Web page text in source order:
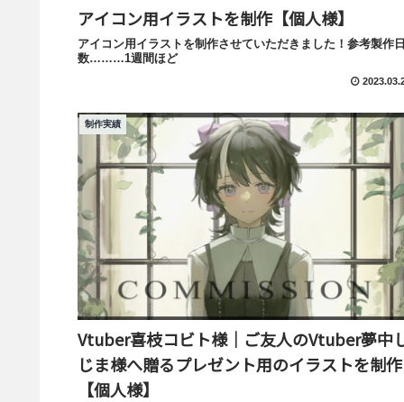
アイコン用イラストを制作【個人様】
アイコン用イラストを制作させていただきました！参考製作
数………1週間ほど
制作実績
Vtuber喜枝コビト様｜ご友人のVtuber夢中
じま様へ贈るプレゼント用のイラストを制作
【個人様】